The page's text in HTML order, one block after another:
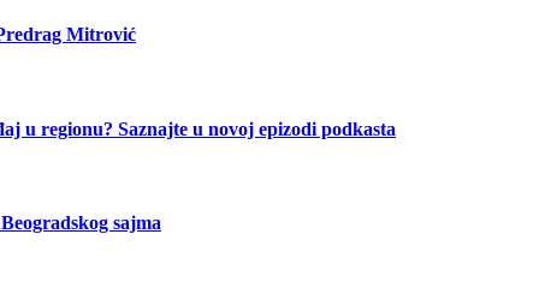
Mitrović
u regionu? Saznajte u novoj epizodi podkasta
sajma